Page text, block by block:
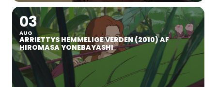
03
AUG
ARRIETTYS HEMMELIGE VERDEN (2010) AF
HIROMASA YONEBAYASHI